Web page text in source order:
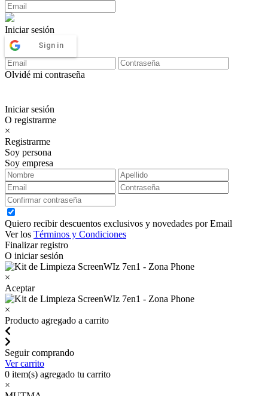
Iniciar sesión
Sign in
Olvidé mi contraseña
Iniciar sesión
O registrarme
×
Registrarme
Soy persona
Soy empresa
Quiero recibir descuentos exclusivos y novedades por Email
Ver los Términos y Condiciones
Finalizar registro
O iniciar sesión
×
Aceptar
×
Producto agregado a carrito
Seguir comprando
Ver carrito
0 item(s) agregado tu carrito
×